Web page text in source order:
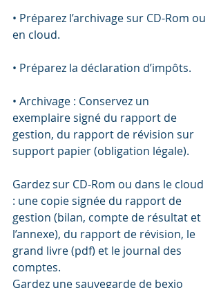
• Préparez l’archivage sur CD-Rom ou
en cloud.
• Préparez la déclaration d’impôts.
• Archivage : Conservez un
exemplaire signé du rapport de
gestion, du rapport de révision sur
support papier (obligation légale).
Gardez sur CD-Rom ou dans le cloud
: une copie signée du rapport de
gestion (bilan, compte de résultat et
l’annexe), du rapport de révision, le
grand livre (pdf) et le journal des
comptes.
Gardez une sauvegarde de bexio